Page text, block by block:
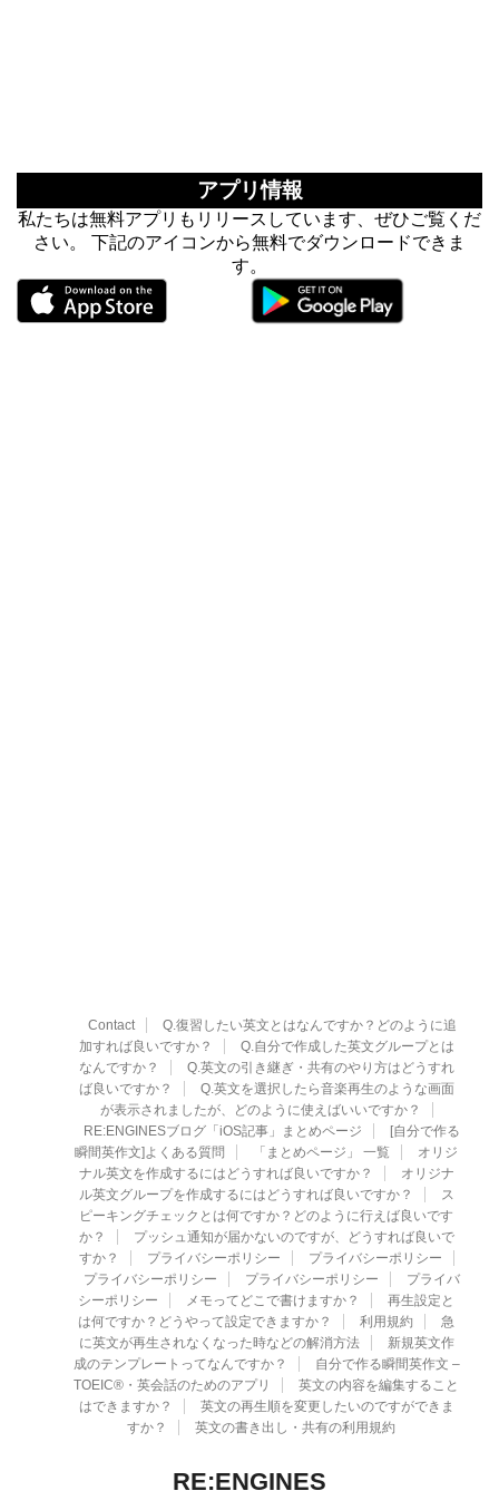
アプリ情報
私たちは無料アプリもリリースしています、ぜひご覧くだ
さい。 下記のアイコンから無料でダウンロードできま
す。
Contact
Q.復習したい英文とはなんですか？どのように追
加すれば良いですか？
Q.自分で作成した英文グループとは
なんですか？
Q.英文の引き継ぎ・共有のやり方はどうすれ
ば良いですか？
Q.英文を選択したら音楽再生のような画面
が表示されましたが、どのように使えばいいですか？
RE:ENGINESブログ「iOS記事」まとめページ
[自分で作る
瞬間英作文]よくある質問
「まとめページ」 一覧
オリジ
ナル英文を作成するにはどうすれば良いですか？
オリジナ
ル英文グループを作成するにはどうすれば良いですか？
ス
ピーキングチェックとは何ですか？どのように行えば良いです
か？
プッシュ通知が届かないのですが、どうすれば良いで
すか？
プライバシーポリシー
プライバシーポリシー
プライバシーポリシー
プライバシーポリシー
プライバ
シーポリシー
メモってどこで書けますか？
再生設定と
は何ですか？どうやって設定できますか？
利用規約
急
に英文が再生されなくなった時などの解消方法
新規英文作
成のテンプレートってなんですか？
自分で作る瞬間英作文 –
TOEIC®・英会話のためのアプリ
英文の内容を編集すること
はできますか？
英文の再生順を変更したいのですができま
すか？
英文の書き出し・共有の利用規約
RE:ENGINES